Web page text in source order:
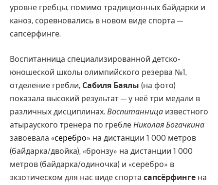
уровне гребцы, помимо традиционных байдарки и
каноэ, соревновались в новом виде спорта —
сапсёрфинге.
Воспитанница специализированной детско-
юношеской школы олимпийского резерва №1,
отделение гребли, Сабиля Баялы (на фото)
показала высокий результат — у неё три медали в
различных дисциплинах. Воспитанница известного
атырауского тренера по гребле Николая Богачкина
завоевала «серебро» на дистанции 1 000 метров
(байдарка/двойка), «бронзу» на дистанции 1 000
метров (байдарка/одиночка) и «серебро» в
экзотическом для нас виде спорта сапсёрфинге на